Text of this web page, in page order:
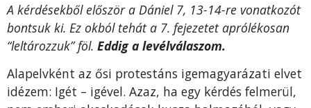
A kérdésekből először a Dániel 7, 13-14-re vonatkozót
bontsuk ki. Ez okból tehát a 7. fejezetet aprólékosan
“leltározzuk” föl. Eddig a levélválaszom.
Alapelvként az ősi protestáns igemagyarázati elvet
idézem: Igét – igével. Azaz, ha egy kérdés felmerül,